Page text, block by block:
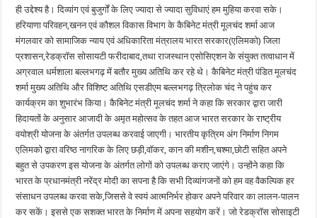
ही उद्देश्य है। दिव्यांग एवं बुजुर्गों के लिए ज्यादा से ज्यादा सुविधाएं हम मुहिया करवा सके।
हरियाणा परिवहन,खनन एवं कौशल विकास विभाग के कैबिनेट मंत्री मूलचंद शर्मा आज
मंगलवार को सामाजिक न्याय एवं अधिकारिता मंत्रालय भारत सरकार(एलिमको) जिला
प्रशासन,रेडक्रॉस सोसायटी फरीदाबाद,तथा राजस्थान एसोसिएशन के संयुक्त तत्वाधान में
अग्रवाल धर्मशाला बल्लभगढ़ में बतौर मुख्य अतिथि कर रहे थे। कैबिनेट मंत्री पंडित मूलचंद
शर्मा मुख्य अतिथि और विशिष्ट अतिथि एसडीएम बल्लभगढ़ त्रिलोक चंद ने पहुंच कर
कार्यक्रम का शुभारंभ किया। कैबिनेट मंत्री मूलचंद शर्मा ने कहा कि सरकार द्वारा जारी
हिदायतों के अनुसार आजादी के अमृत महोत्सव के तहत आज भारत सरकार के राष्ट्रीय
वयोश्री योजना के अंतर्गत उपलब्ध करवाई जाएगी। भारतीय कृत्रिम अंग निर्माण निगम
एलिमको द्वारा वरिष्ठ नागरिक के लिए छड़ी,वॉकर, कान की मशीन,चश्मा,छोटी सहित अपने
बहुत से उपकरण इस योजना के अंतर्गत लोगों को उपलब्ध कराए जाएंगे। उन्होंने कहा कि
भारत के प्रधानमंत्री नरेंद्र मोदी का सपना है कि सभी दिव्यांगजनों को हम वह वैकल्पिक हर
संसाधन उपलब्ध करवा सके,जिससे वे स्वयं आत्मनिर्भर होकर अपने परिवार का लालन-पालन
कर सकें। इससे एक सशक्त भारत के निर्माण में अपना सहयोग करें। जो रेडक्रॉस सोसाइटी